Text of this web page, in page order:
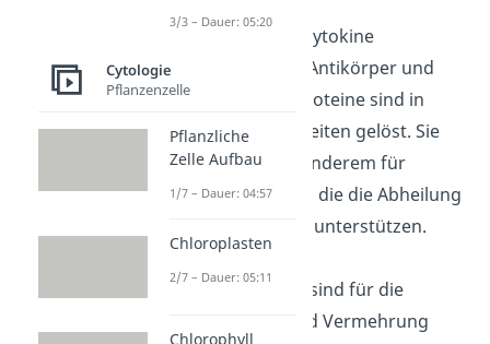
wie Zytokine
(Botenstoffe), Antikörper und
Komplementproteine sind in
Körperflüssigkeiten gelöst. Sie
sorgen unter anderem für
Entzündungen, die die Abheilung
einer Infektion unterstützen.
Lymphorgane
sind für die
Produktion und Vermehrung
3/3 – Dauer: 05:20
Cytologie
Pflanzenzelle
Pflanzliche
Zelle Aufbau
1/7 – Dauer: 04:57
Chloroplasten
2/7 – Dauer: 05:11
Chlorophyll